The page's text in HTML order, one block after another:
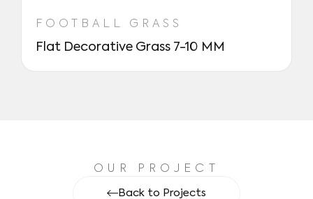
FOOTBALL GRASS
Flat Decorative Grass 7-10 MM
OUR PROJECT
Back to Projects